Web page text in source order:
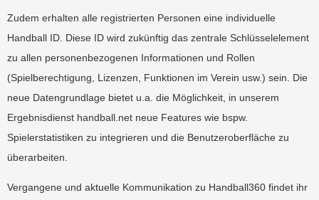
Zudem erhalten alle registrierten Personen eine individuelle
Handball ID. Diese ID wird zukünftig das zentrale Schlüsselelement
zu allen personenbezogenen Informationen und Rollen
(Spielberechtigung, Lizenzen, Funktionen im Verein usw.) sein. Die
neue Datengrundlage bietet u.a. die Möglichkeit, in unserem
Ergebnisdienst handball.net neue Features wie bspw.
Spielerstatistiken zu integrieren und die Benutzeroberfläche zu
überarbeiten.
Vergangene und aktuelle Kommunikation zu Handball360 findet ihr